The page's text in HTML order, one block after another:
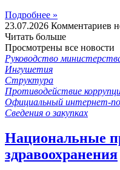
Подробнее »
23.07.2026 Комментариев
Читать больше
Просмотрены все новости
Руководство
Ингушетия
Структура
Противодействие
Официальный интернет-
Сведения о закупках
Национальные
здравоохранения